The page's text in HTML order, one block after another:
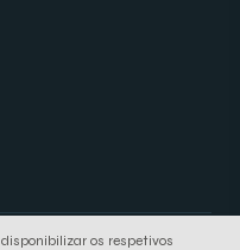
os respetivos